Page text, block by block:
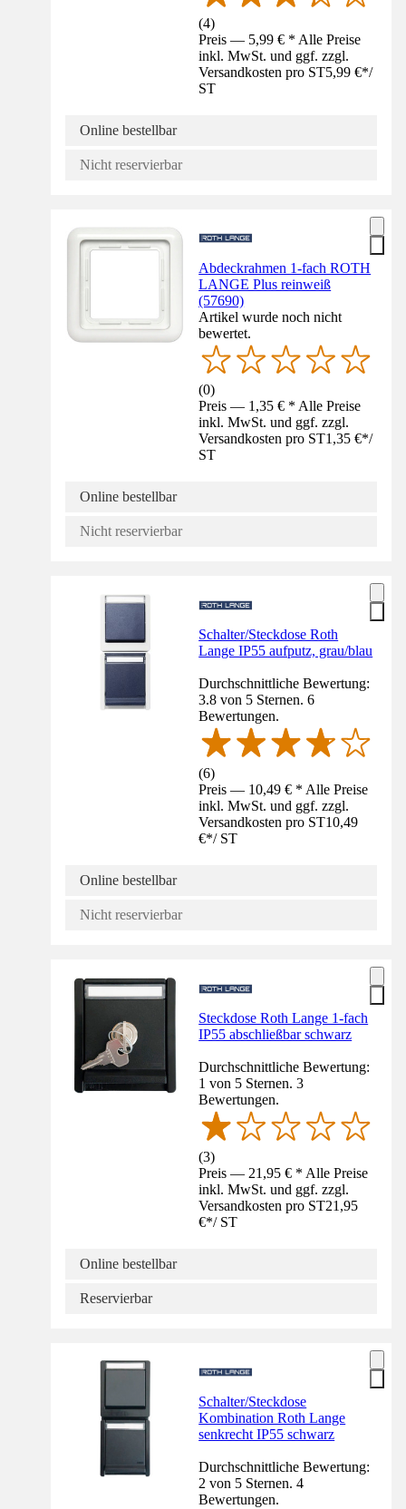
(4)
Preis — 5,99 € * Alle Preise
inkl. MwSt. und ggf. zzgl.
Versandkosten pro ST5,99 €*/
ST
Online bestellbar
Nicht reservierbar
Abdeckrahmen 1-fach ROTH
LANGE Plus reinweiß
(57690)
Artikel wurde noch nicht
bewertet.
(0)
Preis — 1,35 € * Alle Preise
inkl. MwSt. und ggf. zzgl.
Versandkosten pro ST1,35 €*/
ST
Online bestellbar
Nicht reservierbar
Schalter/Steckdose Roth
Lange IP55 aufputz, grau/blau
Durchschnittliche Bewertung:
3.8 von 5 Sternen. 6
Bewertungen.
(6)
Preis — 10,49 € * Alle Preise
inkl. MwSt. und ggf. zzgl.
Versandkosten pro ST10,49
€*/ ST
Online bestellbar
Nicht reservierbar
Steckdose Roth Lange 1-fach
IP55 abschließbar schwarz
Durchschnittliche Bewertung:
1 von 5 Sternen. 3
Bewertungen.
(3)
Preis — 21,95 € * Alle Preise
inkl. MwSt. und ggf. zzgl.
Versandkosten pro ST21,95
€*/ ST
Online bestellbar
Reservierbar
Schalter/Steckdose
Kombination Roth Lange
senkrecht IP55 schwarz
Durchschnittliche Bewertung:
2 von 5 Sternen. 4
Bewertungen.